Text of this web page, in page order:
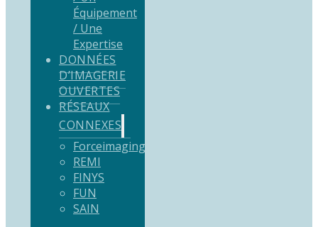
Équipement
/ Une
Expertise
DONNÉES
D’IMAGERIE
OUVERTES
RÉSEAUX
CONNEXES
Forceimaging
REMI
FINYS
FUN
SAIN